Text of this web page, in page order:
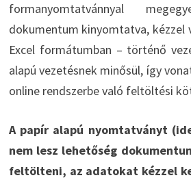
formanyomtatvánnyal
dokumentum kinyomtatva, kézzel
Excel formátumban – történő
alapú vezetésnek minősül, így
online rendszerbe való feltöltési
A papír alapú nyomtatványt
nem lesz lehetőség
feltölteni, az adatokat kézzel